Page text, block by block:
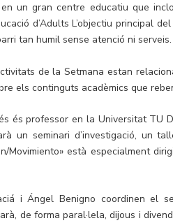
un gran centre educatiu que
d’Adults L’objectiu principal
tan humil sense atenció ni serveis.
de la Setmana estan
els continguts acadèmics que
és professor en la Universitat TU
un seminari d’investigació, un
Movimiento» està especialment
i Ángel Benigno coordinen el
de forma paral·lela, dijous i